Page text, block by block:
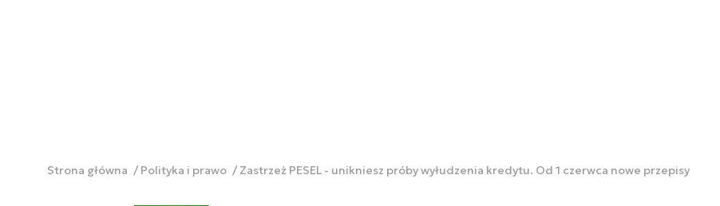
Strona główna Polityka i prawo Zastrzeż PESEL - unikniesz próby wyłudzenia kredytu. Od 1 czerwca nowe przepisy